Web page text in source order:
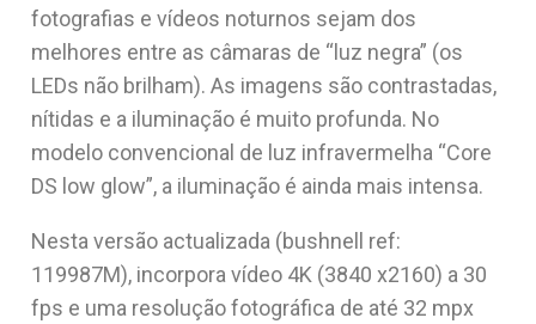
fotografias e vídeos noturnos sejam dos
melhores entre as câmaras de “luz negra” (os
LEDs não brilham). As imagens são contrastadas,
nítidas e a iluminação é muito profunda. No
modelo convencional de luz infravermelha “Core
DS low glow”, a iluminação é ainda mais intensa.
Nesta versão actualizada (bushnell ref:
119987M), incorpora vídeo 4K (3840 x2160) a 30
fps e uma resolução fotográfica de até 32 mpx